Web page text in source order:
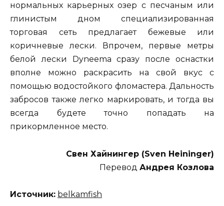
нормальных карьерных озер с песчаным или
глинистым дном специализированная
торговая сеть предлагает бежевые или
коричневые лески. Впрочем, первые метры
белой лески Dyneema сразу после оснастки
вполне можно раскрасить на свой вкус с
помощью водостойкого фломастера. Дальность
забросов также легко маркировать, и тогда вы
всегда будете точно попадать на
прикормленное место.
Свен Хайнингер (Sven Heininger)
Перевод Андрея Козлова
Источник: belkamfish